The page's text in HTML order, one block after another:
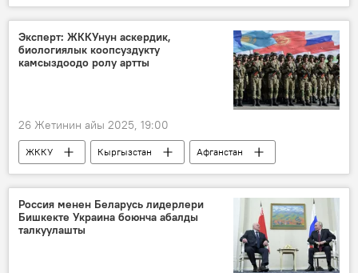
Эксперт: ЖККУнун аскердик,
биологиялык коопсуздукту
камсыздоодо ролу артты
26 Жетинин айы 2025, 19:00
ЖККУ Кыргызстан
Афганстан
Нурлан Досалиев
кооптуулук
Россия менен Беларусь лидерлери
Бишкекте Украина боюнча абалды
талкуулашты